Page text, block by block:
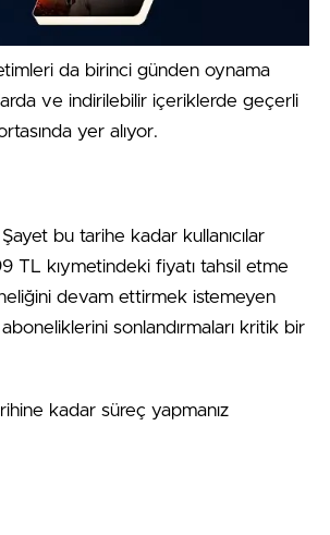
da birinci günden oynama
ve indirilebilir içeriklerde geçerli
yer alıyor.
bu tarihe kadar kullanıcılar
TL kıymetindeki fiyatı tahsil etme
devam ettirmek istemeyen
sonlandırmaları kritik bir
kadar süreç yapmanız